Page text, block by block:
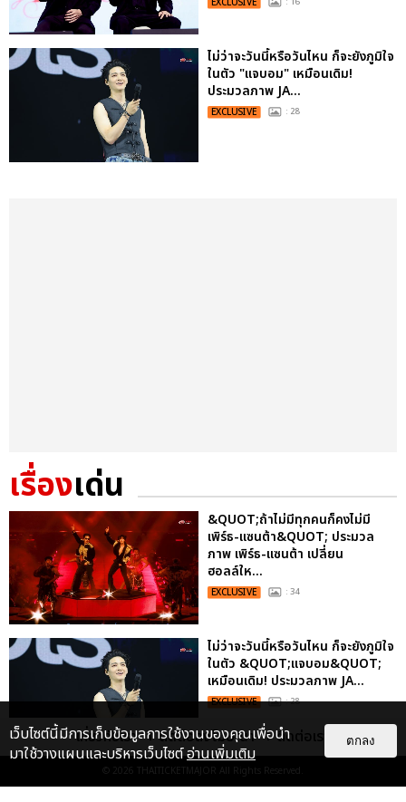
ไม่ว่าจะวันนี้หรือวันไหน ก็จะยังภูมิใจ
ในตัว "แจบอม" เหมือนเดิม!
ประมวลภาพ JA...
EXCLUSIVE : 28
เรื่องเด่น
&QUOT;ถ้าไม่มีทุกคนก็คงไม่มี
เพิร์ธ-แซนต้า&QUOT; ประมวล
ภาพ เพิร์ธ-แซนต้า เปลี่ยน
ฮอลล์ให...
EXCLUSIVE : 34
ไม่ว่าจะวันนี้หรือวันไหน ก็จะยังภูมิใจ
ในตัว &QUOT;แจบอม&QUOT;
เหมือนเดิม! ประมวลภาพ JA...
EXCLUSIVE : 28
ประมวลภาพงาน “มีสติแล้วลูกพีช
PEACH AND ME PREMIERE
เกี่ยวกับเรา ติดต่อลงโฆษณา ติดต่อเรา
© 2026 THAITICKETMAJOR All Rights Reserved.
เว็บไซต์นี้มีการเก็บข้อมูลการใช้งานของคุณเพื่อนำ
มาใช้วางแผนและบริหารเว็บไซต์อ่านเพิ่มเติม
ตกลง